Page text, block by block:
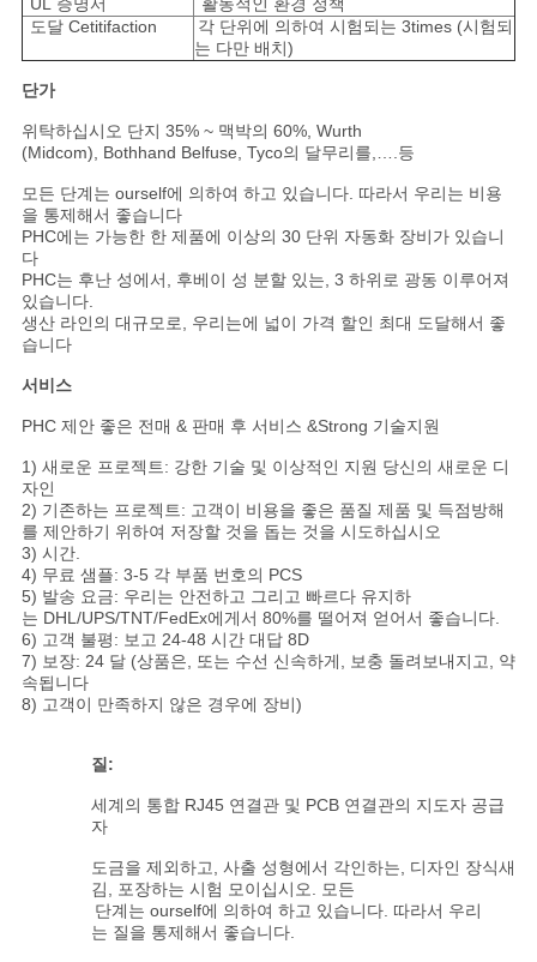
UL 증명서
활동적인 환경 정책
도달 Cetitifaction
각 단위에 의하여 시험되는 3times (시험되
는 다만 배치)
단가
위탁하십시오 단지 35% ~ 맥박의 60%, Wurth
(Midcom), Bothhand Belfuse, Tyco의 달무리를,….등
모든 단계는 ourself에 의하여 하고 있습니다. 따라서 우리는 비용
을 통제해서 좋습니다
PHC에는 가능한 한 제품에 이상의 30 단위 자동화 장비가 있습니
다
PHC는 후난 성에서, 후베이 성 분할 있는, 3 하위로 광동 이루어져
있습니다.
생산 라인의 대규모로, 우리는에 넓이 가격 할인 최대 도달해서 좋
습니다
서비스
PHC 제안 좋은 전매 & 판매 후 서비스 &Strong 기술지원
1) 새로운 프로젝트: 강한 기술 및 이상적인 지원 당신의 새로운 디
자인
2) 기존하는 프로젝트: 고객이 비용을 좋은 품질 제품 및 득점방해
를 제안하기 위하여 저장할 것을 돕는 것을 시도하십시오
3) 시간.
4) 무료 샘플: 3-5 각 부품 번호의 PCS
5) 발송 요금: 우리는 안전하고 그리고 빠르다 유지하
는 DHL/UPS/TNT/FedEx에게서 80%를 떨어져 얻어서 좋습니다.
6) 고객 불평: 보고 24-48 시간 대답 8D
7) 보장: 24 달 (상품은, 또는 수선 신속하게, 보충 돌려보내지고, 약
속됩니다
8) 고객이 만족하지 않은 경우에 장비)
질:
세계의 통합 RJ45 연결관 및 PCB 연결관의 지도자 공급
자
도금을 제외하고, 사출 성형에서 각인하는, 디자인 장식새
김, 포장하는 시험 모이십시오. 모든
단계는 ourself에 의하여 하고 있습니다. 따라서 우리
는 질을 통제해서 좋습니다.